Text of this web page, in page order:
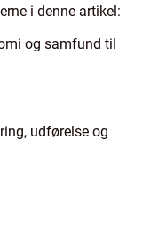
i denne artikel:
og samfund til
udførelse og